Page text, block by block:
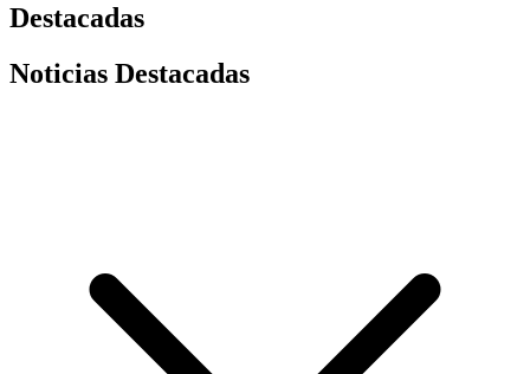
Destacadas
Noticias Destacadas